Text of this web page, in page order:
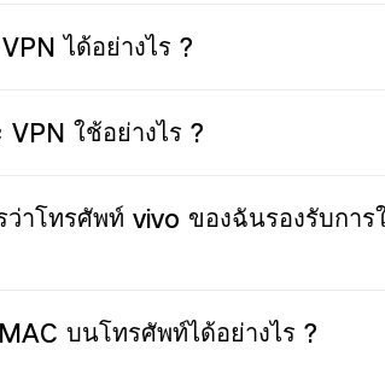
ได้อย่างไร ?
ใช้อย่างไร ?
ว่าโทรศัพท์ vivo ของฉันรองรับการ
บนโทรศัพท์ได้อย่างไร ?